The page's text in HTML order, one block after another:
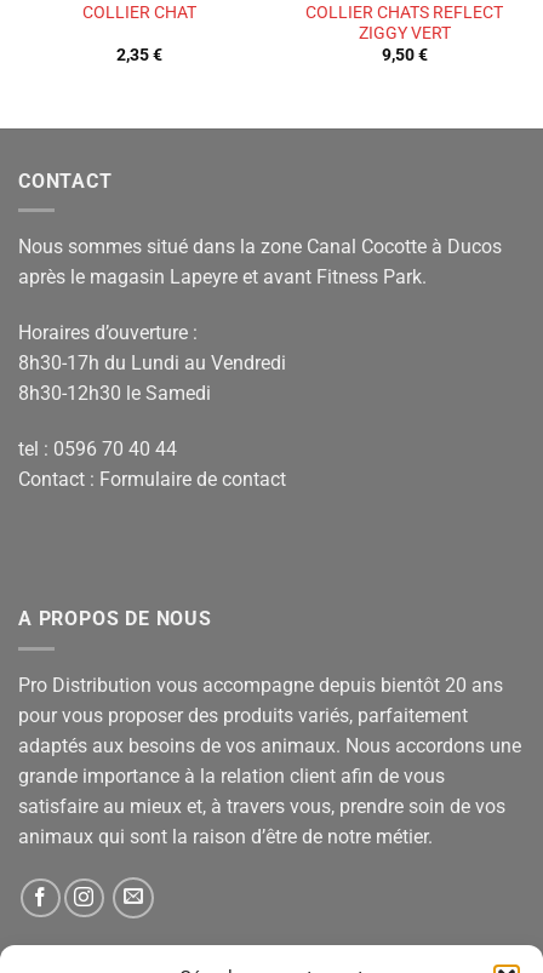
COLLIER CHAT
2,35€
COLLIER CHATS REFLECT
ZIGGY VERT
9,50€
CONTACT
Nous sommes situé dans la zone Canal Cocotte à Ducos
après le magasin Lapeyre et avant Fitness Park.
Horaires d’ouverture :
8h30-17h du Lundi au Vendredi
8h30-12h30 le Samedi
tel : 0596 70 40 44
Contact : Formulaire de contact
A PROPOS DE NOUS
Pro Distribution vous accompagne depuis bientôt 20 ans
pour vous proposer des produits variés, parfaitement
adaptés aux besoins de vos animaux. Nous accordons une
grande importance à la relation client afin de vous
satisfaire au mieux et, à travers vous, prendre soin de vos
animaux qui sont la raison d’être de notre métier.